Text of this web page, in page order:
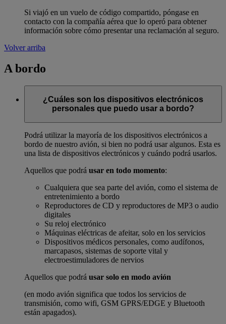
Si viajó en un vuelo de código compartido, póngase en
contacto con la compañía aérea que lo operó para obtener
información sobre cómo presentar una reclamación al seguro.
Volver arriba
A bordo
¿Cuáles son los dispositivos electrónicos
personales que puedo usar a bordo?
Podrá utilizar la mayoría de los dispositivos electrónicos a
bordo de nuestro avión, si bien no podrá usar algunos. Esta es
una lista de dispositivos electrónicos y cuándo podrá usarlos.
Aquellos que podrá usar en todo momento:
Cualquiera que sea parte del avión, como el sistema de
entretenimiento a bordo
Reproductores de CD y reproductores de MP3 o audio
digitales
Su reloj electrónico
Máquinas eléctricas de afeitar, solo en los servicios
Dispositivos médicos personales, como audífonos,
marcapasos, sistemas de soporte vital y
electroestimuladores de nervios
Aquellos que podrá usar solo en modo avión
(en modo avión significa que todos los servicios de
transmisión, como wifi, GSM GPRS/EDGE y Bluetooth
están apagados).